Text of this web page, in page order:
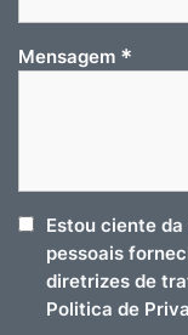
Mensagem *
Estou ciente
pessoais
diretrizes de
Politica de